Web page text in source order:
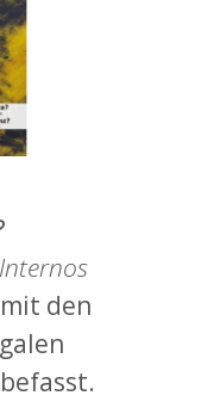
Internos
den